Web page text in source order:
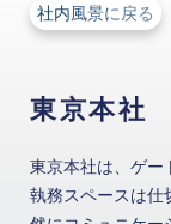
社内風景に戻る
東京本社
東京本社は、ゲー
執務スペースは仕